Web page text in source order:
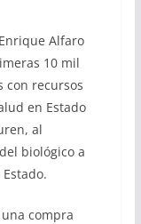
Alfaro
10 mil
con recursos
en Estado
al
biológico a
compra